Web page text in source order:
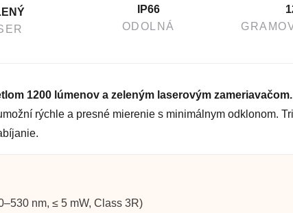
IP66
ODOLNÁ
1200 lúmenov a zeleným laserovým zameriavačom.
rýchle a presné mierenie s minimálnym odklonom.
nm, ≤ 5 mW, Class 3R)